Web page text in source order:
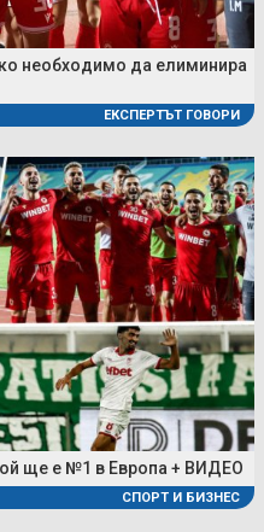
необходимо да елиминира
ЕКСПЕРТЪТ ГОВОРИ
ще е №1 в Европа + ВИДЕО
СПОРТ И БИЗНЕС